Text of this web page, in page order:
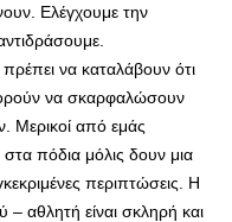
Ελέγχουμε την
να καταλάβουν ότι
να σκαρφαλώσουν
Μερικοί από εμάς
πόδια μόλις δουν μια
περιπτώσεις. Η
– αθλητή είναι σκληρή και